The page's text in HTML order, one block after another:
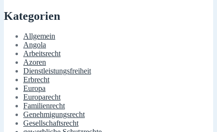
Kategorien
Allgemein
Angola
Arbeitsrecht
Azoren
Dienstleistungsfreiheit
Erbrecht
Europa
Europarecht
Familienrecht
Genehmigungsrecht
Gesellschaftsrecht